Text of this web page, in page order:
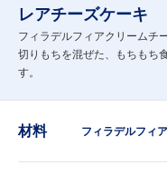
レアチーズケーキ
フィラデルフィアクリームチ
切りもちを混ぜた、もちもち
す。
材料 フィラデルフィ